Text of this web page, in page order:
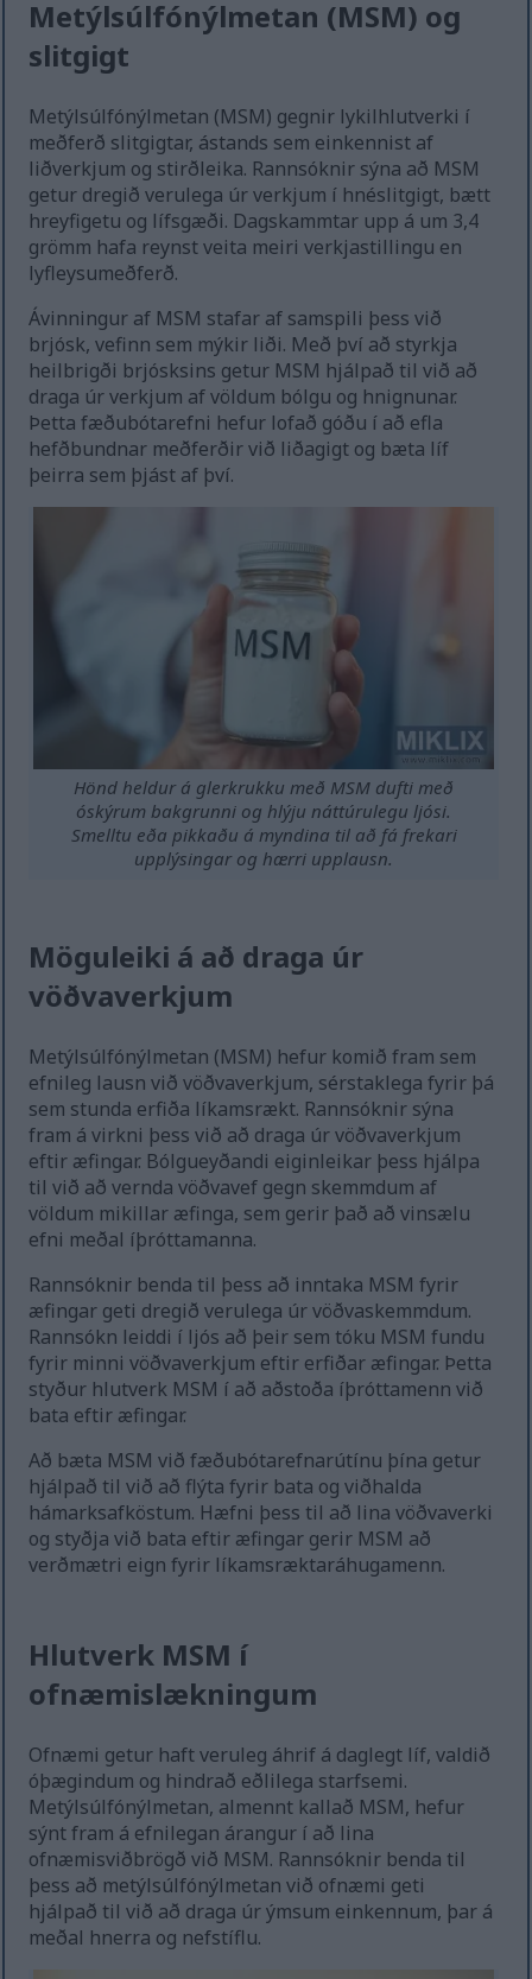
Metýlsúlfónýlmetan (MSM) og
slitgigt
Metýlsúlfónýlmetan (MSM) gegnir lykilhlutverki í
meðferð slitgigtar, ástands sem einkennist af
liðverkjum og stirðleika. Rannsóknir sýna að MSM
getur dregið verulega úr verkjum í hnéslitgigt, bætt
hreyfigetu og lífsgæði. Dagskammtar upp á um 3,4
grömm hafa reynst veita meiri verkjastillingu en
lyfleysumeðferð.
Ávinningur af MSM stafar af samspili þess við
brjósk, vefinn sem mýkir liði. Með því að styrkja
heilbrigði brjósksins getur MSM hjálpað til við að
draga úr verkjum af völdum bólgu og hnignunar.
Þetta fæðubótarefni hefur lofað góðu í að efla
hefðbundnar meðferðir við liðagigt og bæta líf
þeirra sem þjást af því.
Hönd heldur á glerkrukku með MSM dufti með
óskýrum bakgrunni og hlýju náttúrulegu ljósi.
Smelltu eða pikkaðu á myndina til að fá frekari
upplýsingar og hærri upplausn.
Möguleiki á að draga úr
vöðvaverkjum
Metýlsúlfónýlmetan (MSM) hefur komið fram sem
efnileg lausn við vöðvaverkjum, sérstaklega fyrir þá
sem stunda erfiða líkamsrækt. Rannsóknir sýna
fram á virkni þess við að draga úr vöðvaverkjum
eftir æfingar. Bólgueyðandi eiginleikar þess hjálpa
til við að vernda vöðvavef gegn skemmdum af
völdum mikillar æfinga, sem gerir það að vinsælu
efni meðal íþróttamanna.
Rannsóknir benda til þess að inntaka MSM fyrir
æfingar geti dregið verulega úr vöðvaskemmdum.
Rannsókn leiddi í ljós að þeir sem tóku MSM fundu
fyrir minni vöðvaverkjum eftir erfiðar æfingar. Þetta
styður hlutverk MSM í að aðstoða íþróttamenn við
bata eftir æfingar.
Að bæta MSM við fæðubótarefnarútínu þína getur
hjálpað til við að flýta fyrir bata og viðhalda
hámarksafköstum. Hæfni þess til að lina vöðvaverki
og styðja við bata eftir æfingar gerir MSM að
verðmætri eign fyrir líkamsræktaráhugamenn.
Hlutverk MSM í
ofnæmislækningum
Ofnæmi getur haft veruleg áhrif á daglegt líf, valdið
óþægindum og hindrað eðlilega starfsemi.
Metýlsúlfónýlmetan, almennt kallað MSM, hefur
sýnt fram á efnilegan árangur í að lina
ofnæmisviðbrögð við MSM. Rannsóknir benda til
þess að metýlsúlfónýlmetan við ofnæmi geti
hjálpað til við að draga úr ýmsum einkennum, þar á
meðal hnerra og nefstíflu.